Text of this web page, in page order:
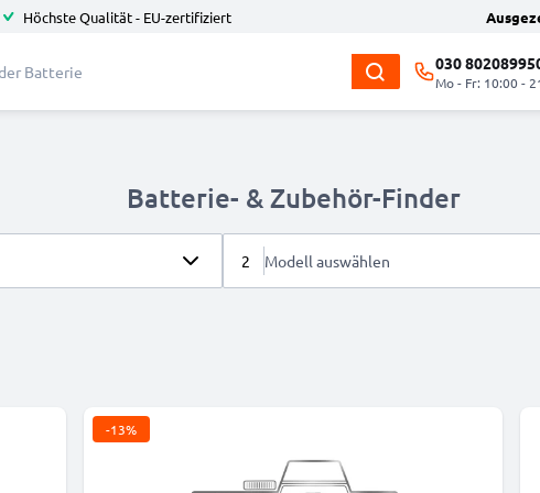
Höchste Qualität - EU-zertifiziert
030
Mo - Fr: 10:00 -
Batterie- & Zubehör-Finder
2 Modell auswählen
-13%